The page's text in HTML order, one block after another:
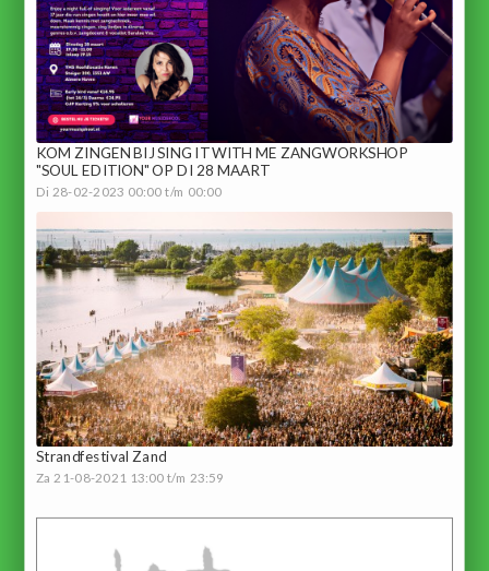
KOM ZINGEN BIJ SING IT WITH ME ZANGWORKSHOP
"SOUL EDITION" OP DI 28 MAART
Di 28-02-2023 00:00 t/m 00:00
Strandfestival Zand
Za 21-08-2021 13:00 t/m 23:59